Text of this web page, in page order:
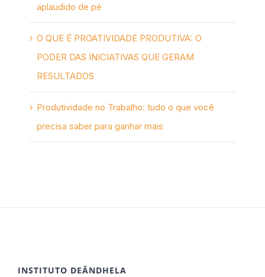
aplaudido de pé
O QUE É PROATIVIDADE PRODUTIVA: O
PODER DAS INICIATIVAS QUE GERAM
RESULTADOS
Produtividade no Trabalho: tudo o que você
precisa saber para ganhar mais
INSTITUTO DEÂNDHELA